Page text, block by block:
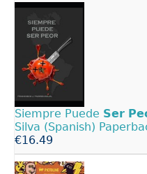
Siempre Puede Ser
Silva (Spanish)
€16.49